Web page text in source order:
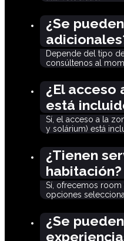
¿Se
Depende del tipo
consúltenos al
¿El acceso
está
Sí, el acceso a la
y solárium) está
¿Tienen
habitación?
Sí, ofrecemos room
opciones
¿Se